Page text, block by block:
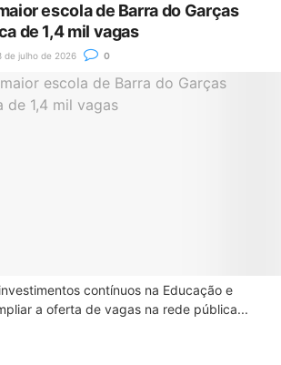
escola de Barra do Garças
de 1,4 mil vagas
de julho de 2026 0
contínuos na Educação e
a oferta de vagas na rede pública...